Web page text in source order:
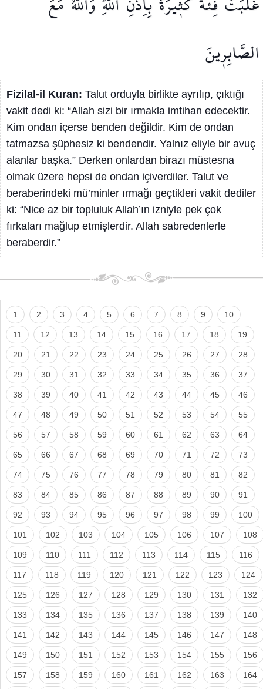
الصَّابِر۪ينَ
Fizilal-il Kuran: Talut orduyla birlikte ayrılıp, çıktığı
vakit dedi ki: “Allah sizi bir ırmakla imtihan edecektir.
Kim ondan içerse benden değildir. Kim de ondan
tatmazsa şüphesiz ki bendendir. Yalnız eliyle bir avuç
alanlar başka.” Derken onlardan birazı müstesna
olmak üzere hepsi de ondan içiverdiler. Talut ve
beraberindeki mü’minler ırmağı geçtikleri vakit dediler
ki: “Nice az bir topluluk Allah’ın izniyle pek çok
fırkaları mağlup etmişlerdir. Allah sabredenlerle
beraberdir.”
1 2 3 4 5 6 7 8 9 10
11 12 13 14 15 16 17 18 19
20 21 22 23 24 25 26 27 28
29 30 31 32 33 34 35 36 37
38 39 40 41 42 43 44 45 46
47 48 49 50 51 52 53 54 55
56 57 58 59 60 61 62 63 64
65 66 67 68 69 70 71 72 73
74 75 76 77 78 79 80 81 82
83 84 85 86 87 88 89 90 91
92 93 94 95 96 97 98 99 100
101 102 103 104 105 106 107 108
109 110 111 112 113 114 115 116
117 118 119 120 121 122 123 124
125 126 127 128 129 130 131 132
133 134 135 136 137 138 139 140
141 142 143 144 145 146 147 148
149 150 151 152 153 154 155 156
157 158 159 160 161 162 163 164